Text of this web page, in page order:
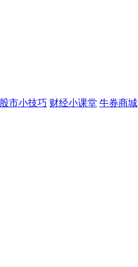
股市小技巧 财经小课堂 牛券商城